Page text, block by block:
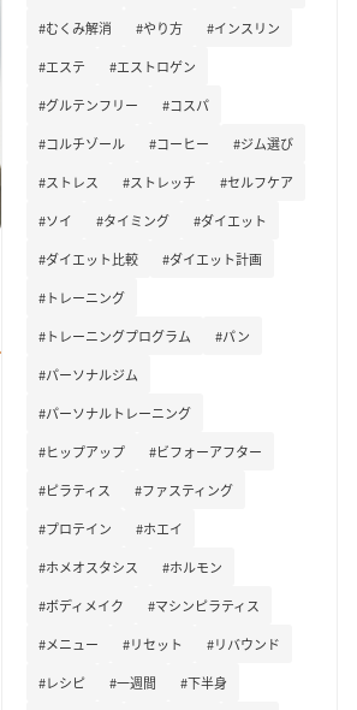
#むくみ解消
#やり方
#インスリン
#エステ
#エストロゲン
#グルテンフリー
#コスパ
#コルチゾール
#コーヒー
#ジム選び
#ストレス
#ストレッチ
#セルフケア
#ソイ
#タイミング
#ダイエット
#ダイエット比較
#ダイエット計画
#トレーニング
#トレーニングプログラム
#パン
#パーソナルジム
#パーソナルトレーニング
#ヒップアップ
#ビフォーアフター
#ピラティス
#ファスティング
#プロテイン
#ホエイ
#ホメオスタシス
#ホルモン
#ボディメイク
#マシンピラティス
#メニュー
#リセット
#リバウンド
#レシピ
#一週間
#下半身